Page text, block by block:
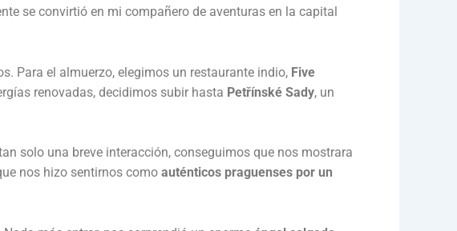
se convirtió en mi compañero de aventuras en la capital
Para el almuerzo, elegimos un restaurante indio, Five
renovadas, decidimos subir hasta Petřínské Sady, un
solo una breve interacción, conseguimos que nos mostrara
nos hizo sentirnos como auténticos praguenses por un